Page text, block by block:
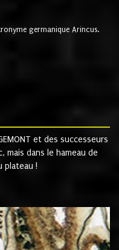
germanique Arincus.
et des successeurs
mais dans le hameau de
plateau !